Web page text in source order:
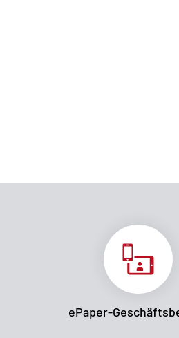
ePaper-